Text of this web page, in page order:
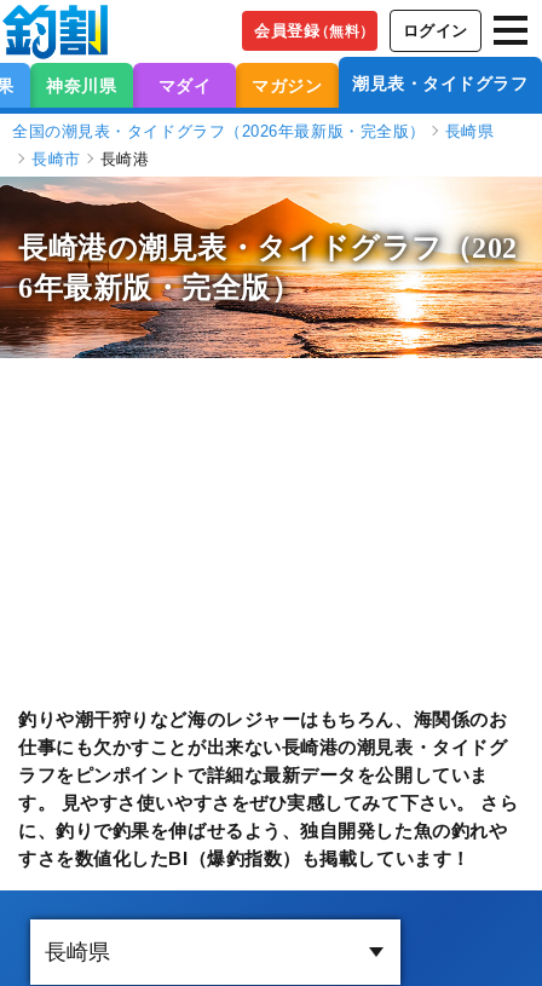
会員登録（無料） ログイン
神奈川県 マダイ マガジン 潮見表・タイドグラフ
全国の潮見表・タイドグラフ（2026年最新版・完全版）
長崎県
長崎市
長崎港
長崎港の潮見表・タイドグラフ（202
6年最新版・完全版）
釣りや潮干狩りなど海のレジャーはもちろん、海関係のお
仕事にも欠かすことが出来ない長崎港の潮見表・タイドグ
ラフをピンポイントで詳細な最新データを公開していま
す。 見やすさ使いやすさをぜひ実感してみて下さい。 さら
に、釣りで釣果を伸ばせるよう、独自開発した魚の釣れや
すさを数値化したBI（爆釣指数）も掲載しています！